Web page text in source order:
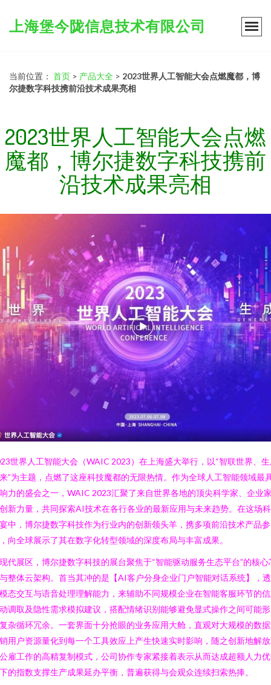
上海堡今陇信息技术有限公司
当前位置： 首页 > 产品大全 > 2023世界人工智能大会点燃魔都，博
尔捷数字科技携前沿技术成果亮相
2023世界人工智能大会点燃
魔都，博尔捷数字科技携前
沿技术成果亮相
世界人工智能大会（WAIC 2023）在上海盛大举行，以“智联世界、
”为主题，点燃了这座科技魔都的无限热情。作为全球人工智能领域最
力的盛会之一，WAIC 2023汇聚了来自世界各地的顶尖科学家、企业
新力量，共同探索AI技术在各行各业的最新应用与未来趋势。在这场
中，博尔捷数字科技作为行业内的创新领头羊，携多项前沿技术产品参
向全球展示了其在数字化转型领域的深度布局与丰富成果。
代展区，博尔捷数字科技的展台聚焦于“智能驱动服务生态平台”的核心
整体云架构。首当其冲的是【AI客户分身企业门户智能对话系统】，
态交互与语音处理理解能力，来辅助不同规模企业在智能客服环节的
调取及隐性需求模拟建议，搭配情绪识别能够避免显式操作之间可能
杂循环冗余。一套界面十分抢眼的业务应用大舱，直观对大规模的数
用户资源量化到每一个工具效应上产生快速实时影响，随之创新地解
雇工作的高精复制模式，公司协作专家紧接着表示从而达成超额人力
的指数支撑生产成果延办平衡，普遍获得与会观众连续扫索热捧。